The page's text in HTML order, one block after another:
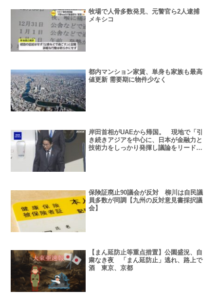
牧場で人骨多数発見、元警官ら2人逮捕
メキシコ
都内マンション家賃、単身も家族も最高
値更新 需要期に物件少なく
岸田首相がUAEから帰国。 現地で「引
き続きアジアを中心に、日本が金融力と
技術力をしっかり発揮し議論をリードし
保険証廃止90議会が反対 柳川は自民議
員多数が同調【九州の反対意見書採択議
会】
【まん延防止等重点措置】公園盛況、自
粛なき夜 「まん延防止」逃れ、路上で
酒 東京、京都